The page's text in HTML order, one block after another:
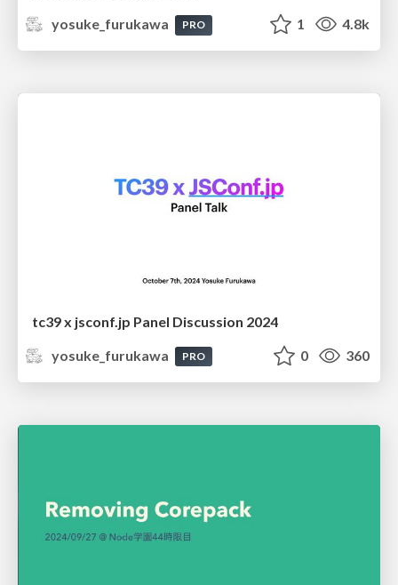
yosuke_furukawa
PRO 1 4.8k
tc39 x jsconf.jp Panel Discussion 2024
yosuke_furukawa
PRO 0 360